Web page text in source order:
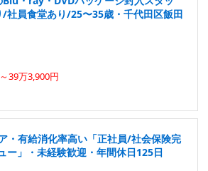
/社員食堂あり/25〜35歳・千代田区飯田
39万3,900円
・有給消化率高い「正社員/社会保険完
ー」・未経験歓迎・年間休日125日